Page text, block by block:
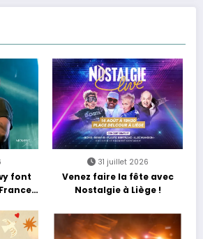
font
31 juillet 2026
Venez faire la fête avec
Nostalgie à Liège !